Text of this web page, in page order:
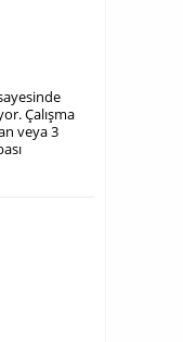
Çalışma
veya 3